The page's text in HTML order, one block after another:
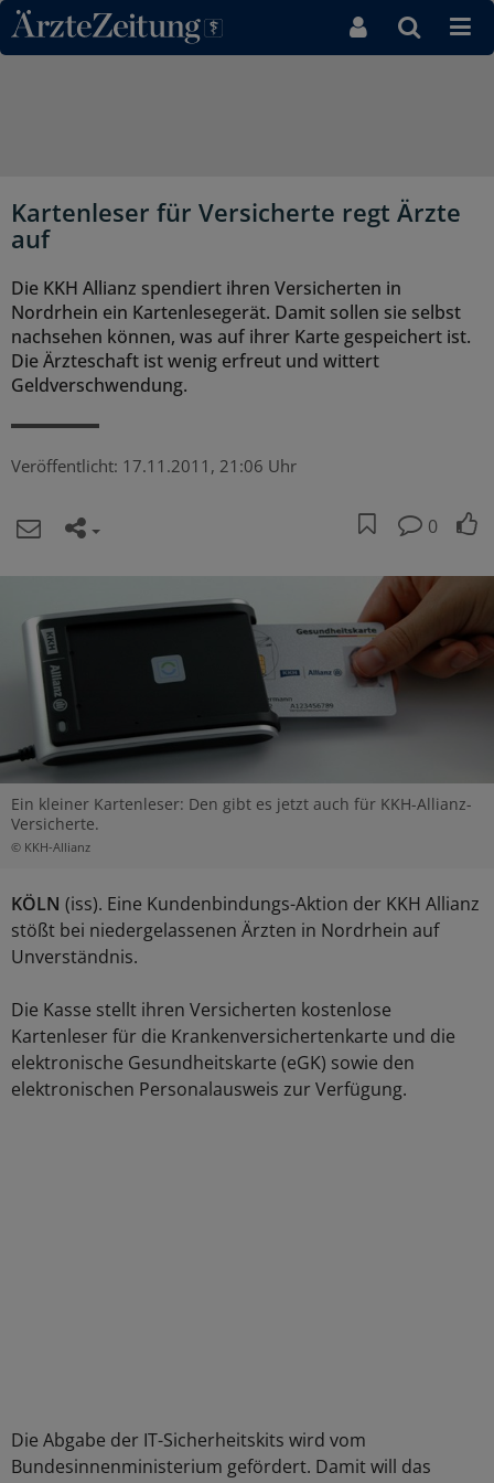
Direkt zum Inhaltsbereich
Kartenleser für Versicherte regt Ärzte
auf
Die KKH Allianz spendiert ihren Versicherten in
Nordrhein ein Kartenlesegerät. Damit sollen sie selbst
nachsehen können, was auf ihrer Karte gespeichert ist.
Die Ärzteschaft ist wenig erfreut und wittert
Geldverschwendung.
Veröffentlicht: 17.11.2011, 21:06 Uhr
0
Ein kleiner Kartenleser: Den gibt es jetzt auch für KKH-Allianz-
Versicherte.
© KKH-Allianz
KÖLN (iss). Eine Kundenbindungs-Aktion der KKH Allianz
stößt bei niedergelassenen Ärzten in Nordrhein auf
Unverständnis.
Die Kasse stellt ihren Versicherten kostenlose
Kartenleser für die Krankenversichertenkarte und die
elektronische Gesundheitskarte (eGK) sowie den
elektronischen Personalausweis zur Verfügung.
Die Abgabe der IT-Sicherheitskits wird vom
Bundesinnenministerium gefördert. Damit will das